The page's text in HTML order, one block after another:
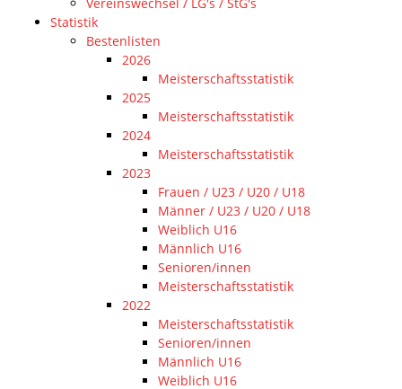
Statistik
Bestenlisten
2026
Meisterschaftsstatistik
2025
Meisterschaftsstatistik
2024
Meisterschaftsstatistik
2023
Frauen / U23 / U20 / U18
Männer / U23 / U20 / U18
Weiblich U16
Männlich U16
Senioren/innen
Meisterschaftsstatistik
2022
Meisterschaftsstatistik
Senioren/innen
Männlich U16
Weiblich U16